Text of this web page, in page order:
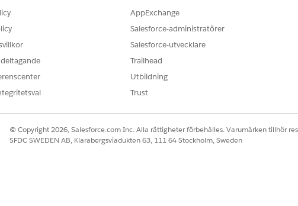
för objekt som har posttyper.
som parametrar i en djuplänk är tillgängliga på objektets sidlayout.
objekten – konto, förfrågan och besök.
är endast tillgängliga för kontoobjektet.
AppExchange
Salesforce-administratörer
Salesforce-utvecklare
Trailhead
Utbildning
Trust
© Copyright 2026, Salesforce.com Inc. Alla rättigheter förbehålles. Varumärken tillhör
SFDC SWEDEN AB, Klarabergsviadukten 63, 111 64 Stockholm, Sweden